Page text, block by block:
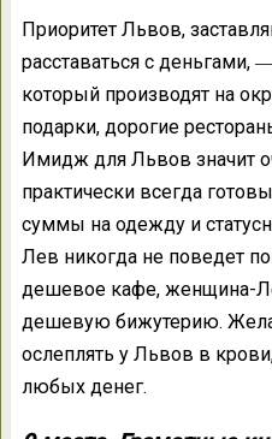
Приоритет Львов,
расставаться с
который производят на
подарки, дорогие
Имидж для Львов значит
практически всегда
суммы на одежду и
Лев никогда не поведет
дешевое кафе, женщина-
дешевую бижутерию.
ослеплять у Львов в
любых денег.